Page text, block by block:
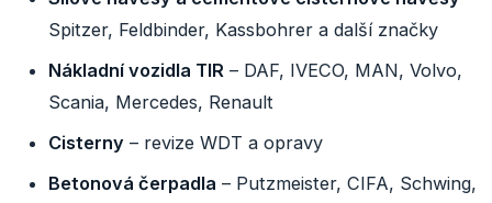
Spitzer, Feldbinder, Kassbohrer a další značky
Nákladní vozidla TIR – DAF, IVECO, MAN, Volvo,
Scania, Mercedes, Renault
Cisterny – revize WDT a opravy
Betonová čerpadla – Putzmeister, CIFA, Schwing,